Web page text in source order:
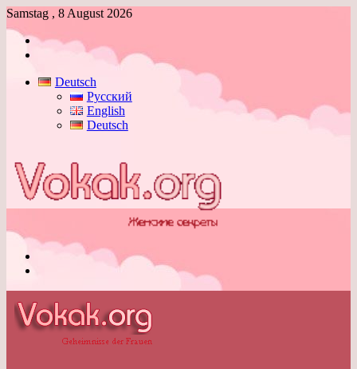
Samstag , 8 August 2026
Anmelden
Deutsch
Русский
English
Deutsch